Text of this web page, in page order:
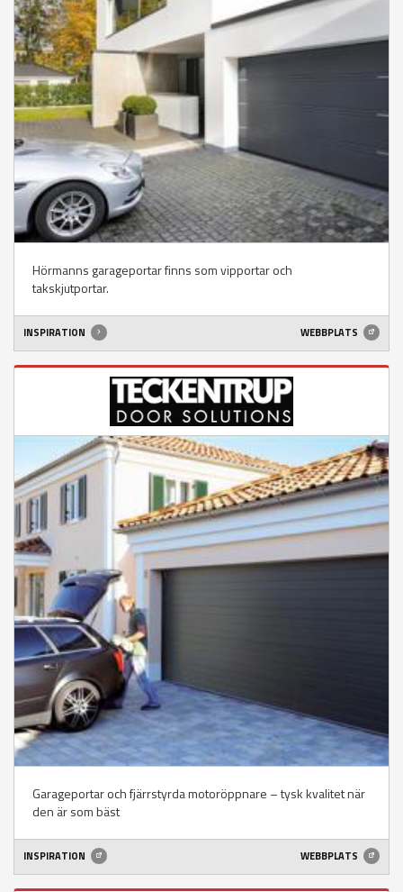
Hörmanns garageportar finns som vipportar och
takskjutportar.
INSPIRATION WEBBPLATS
Garageportar och fjärrstyrda motoröppnare – tysk kvalitet när
den är som bäst
INSPIRATION WEBBPLATS